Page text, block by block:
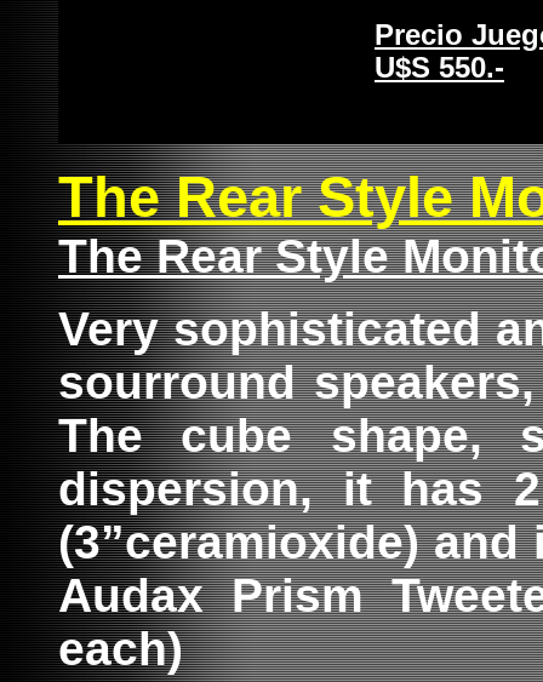
Precio
U$S 550.-
The Rear Style
The Rear Style
Very sophisticated
sourround
The cube shape,
dispersion, it has
(3”ceramioxide)
Audax Prism
each)